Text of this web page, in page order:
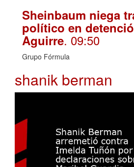
Sheinbaum niega
político en
Aguirre. 09:50
Grupo Fórmula
shanik berman